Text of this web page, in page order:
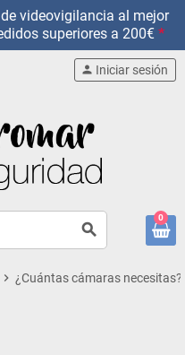
videovigilancia al mejor
superiores a 200€*
search
person Iniciar sesión
0
chevron_right ¿Cuántas cámaras necesitas?